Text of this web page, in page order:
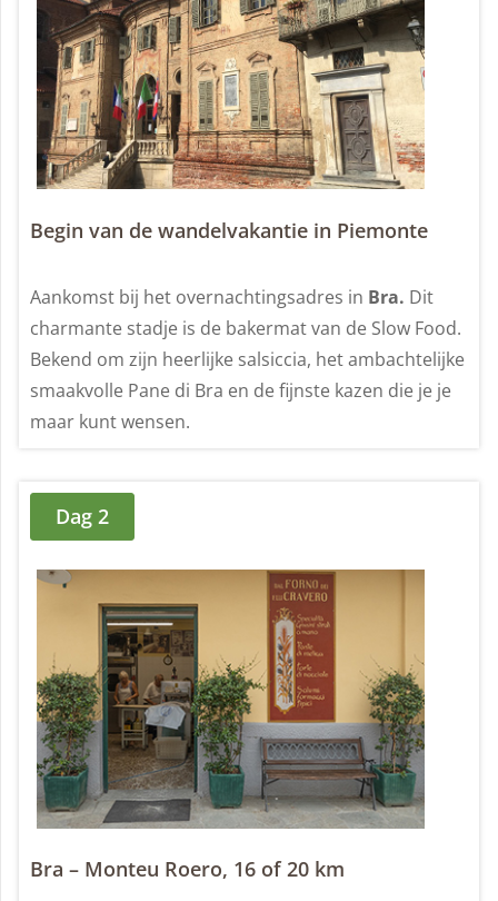
Begin van de wandelvakantie in Piemonte
Aankomst bij het overnachtingsadres in Bra. Dit
charmante stadje is de bakermat van de Slow Food.
Bekend om zijn heerlijke salsiccia, het ambachtelijke
smaakvolle Pane di Bra en de fijnste kazen die je je
maar kunt wensen.
Dag 2
Bra – Monteu Roero, 16 of 20 km